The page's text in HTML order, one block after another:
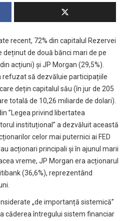
recent, 72% din capitalul Rezervei
deținut de două bănci mari de pe
acțiuni) și JP Morgan (29,5%).
refuzat să dezvăluie participațiile
dețin capitalul său (în jur de 205
totală de 10,26 miliarde de dolari).
”Legea privind libertatea
instituțional” a dezvăluit această
celor mai puternici ai FED
acționari principali și în ajunul marii
vreme, JP Morgan era acționarul
(36,6%), reprezentând
„de importanță sistemică”
căderea întregului sistem financiar